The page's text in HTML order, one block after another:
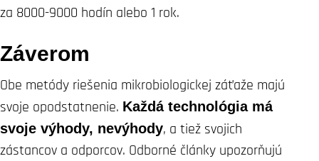
za 8000-9000 hodín alebo 1 rok.
Záverom
Obe metódy riešenia mikrobiologickej záťaže majú
svoje opodstatnenie. Každá technológia má
svoje výhody, nevýhody, a tiež svojich
zástancov a odporcov. Odborné články upozorňujú